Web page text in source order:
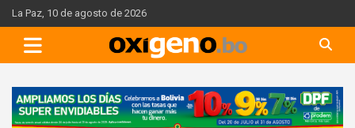
Skip
to
content
La Paz, 10 de agosto de 2026
A
d